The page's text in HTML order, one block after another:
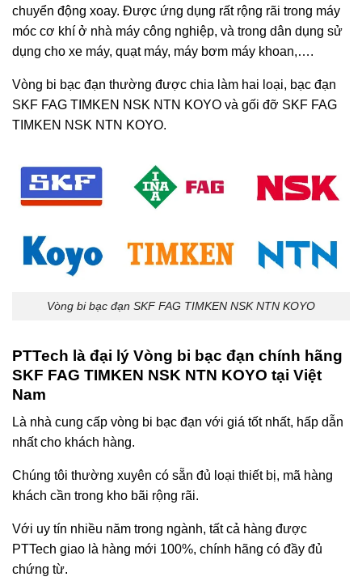
chuyển động xoay. Được ứng dụng rất rộng rãi trong máy
móc cơ khí ở nhà máy công nghiệp, và trong dân dụng sử
dụng cho xe máy, quạt máy, máy bơm máy khoan,….
Vòng bi bạc đạn thường được chia làm hai loại, bạc đạn
SKF FAG TIMKEN NSK NTN KOYO và gối đỡ SKF FAG
TIMKEN NSK NTN KOYO.
Vòng bi bạc đạn SKF FAG TIMKEN NSK NTN KOYO
PTTech là đại lý Vòng bi bạc đạn chính hãng
SKF FAG TIMKEN NSK NTN KOYO tại Việt
Nam
Là nhà cung cấp vòng bi bạc đạn với giá tốt nhất, hấp dẫn
nhất cho khách hàng.
Chúng tôi thường xuyên có sẵn đủ loại thiết bị, mã hàng
khách cần trong kho bãi rộng rãi.
Với uy tín nhiều năm trong ngành, tất cả hàng được
PTTech giao là hàng mới 100%, chính hãng có đầy đủ
chứng từ.